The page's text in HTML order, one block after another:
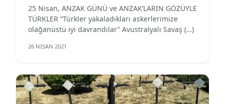
25 Nisan, ANZAK GÜNÜ ve ANZAK’LARIN GÖZÜYLE
TÜRKLER “Türkler yakaladıkları askerlerimize
olağanüstü iyi davrandılar” Avustralyalı Savaş (…)
26 NISAN 2021